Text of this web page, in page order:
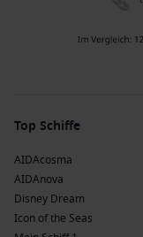
Top Schiffe
AIDAcosma
AIDAnova
Disney Dream
Icon of the Seas